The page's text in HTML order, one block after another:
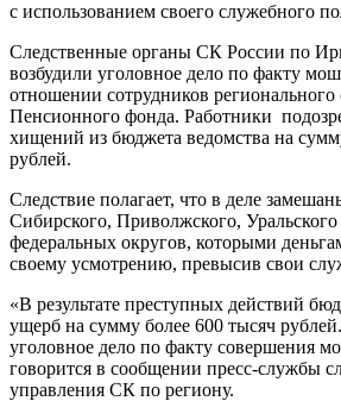
с использованием своего служебного
Следственные органы СК России по
возбудили уголовное дело по факту
отношении сотрудников регионального
Пенсионного фонда. Работники
хищений из бюджета ведомства на
рублей.
Следствие полагает, что в деле
Сибирского, Приволжского,
федеральных округов, которыми
своему усмотрению, превысив свои
«В результате преступных действий
ущерб на сумму более 600 тысяч
уголовное дело по факту совершения
говорится в сообщении пресс-службы
управления СК по региону.